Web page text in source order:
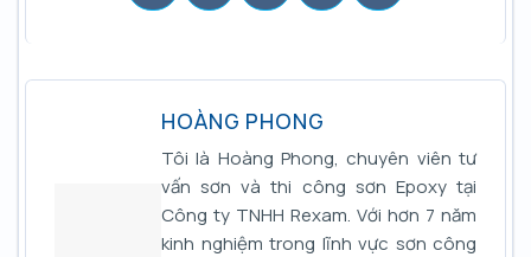
HOÀNG PHONG
Tôi là Hoàng Phong, chuyên viên tư
vấn sơn và thi công sơn Epoxy tại
Công ty TNHH Rexam. Với hơn 7 năm
kinh nghiệm trong lĩnh vực sơn công